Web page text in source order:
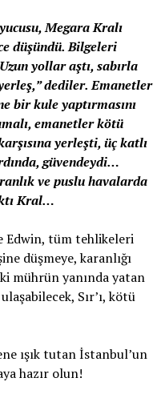
Megara Kralı
düşündü. Bilgeleri
yollar aştı, sabırla
dediler. Emanetler
bir kule yaptırmasını
emanetler kötü
yerleşti, üç katlı
güvendeydi…
ve puslu havalarda
Kral…
Edwin, tüm tehlikeleri
düşmeye, karanlığı
mührün yanında yatan
Sır’ı, kötü
ışık tutan İstanbul’un
hazır olun!